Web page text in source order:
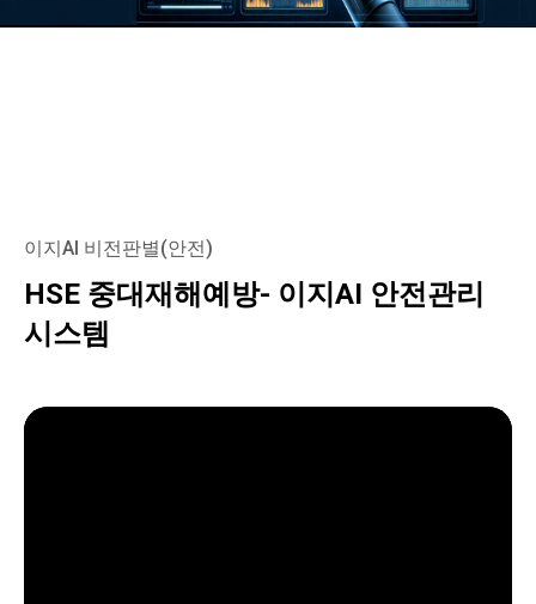
이지AI 비전판별(안전)
HSE 중대재해예방- 이지AI 안전관리
시스템